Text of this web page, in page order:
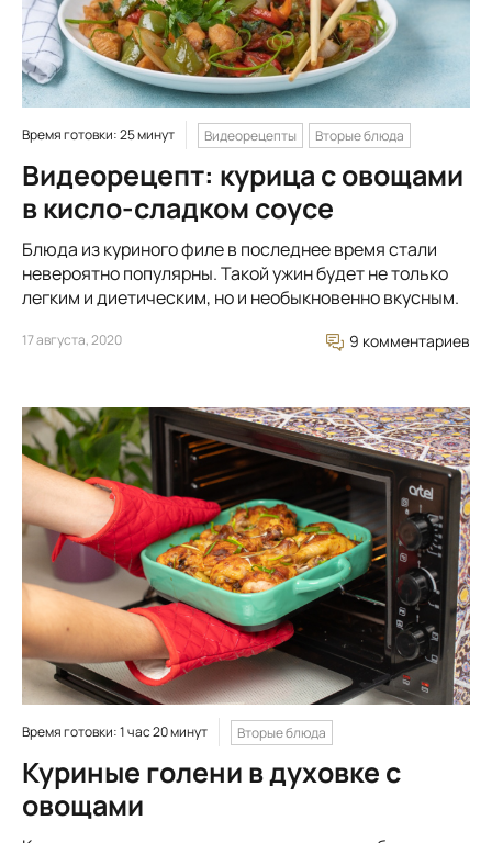
Время готовки: 25 минут Видеорецепты Вторые блюда
Видеорецепт: курица с овощами
в кисло-сладком соусе
Блюда из куриного филе в последнее время стали
невероятно популярны. Такой ужин будет не только
легким и диетическим, но и необыкновенно вкусным.
17 августа, 2020 9 комментариев
Время готовки: 1 час 20 минут Вторые блюда
Куриные голени в духовке с
овощами